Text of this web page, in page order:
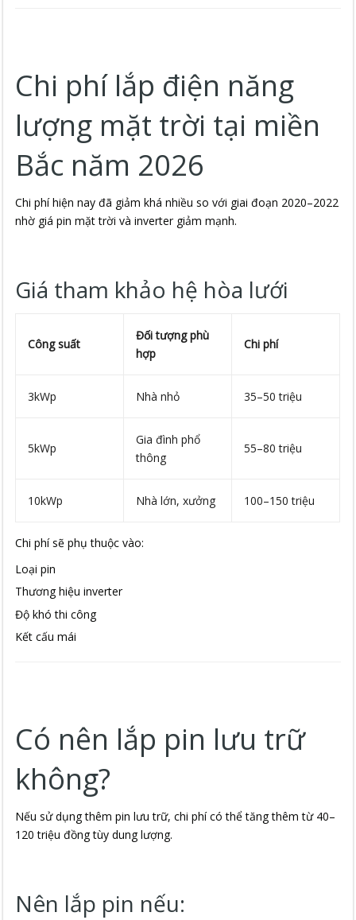
Chi phí lắp điện năng
lượng mặt trời tại miền
Bắc năm 2026
Chi phí hiện nay đã giảm khá nhiều so với giai đoạn 2020–2022
nhờ giá pin mặt trời và inverter giảm mạnh.
Giá tham khảo hệ hòa lưới
Công suất
Đối tượng phù
hợp
Chi phí
3kWp Nhà nhỏ 35–50 triệu
5kWp
Gia đình phổ
thông
55–80 triệu
10kWp Nhà lớn, xưởng 100–150 triệu
Chi phí sẽ phụ thuộc vào:
Loại pin
Thương hiệu inverter
Độ khó thi công
Kết cấu mái
Có nên lắp pin lưu trữ
không?
Nếu sử dụng thêm pin lưu trữ, chi phí có thể tăng thêm từ 40–
120 triệu đồng tùy dung lượng.
Nên lắp pin nếu: